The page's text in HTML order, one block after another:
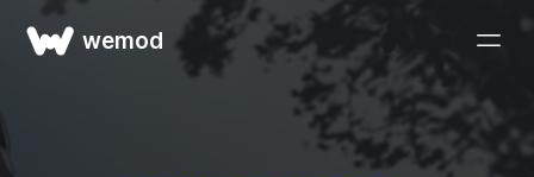
wemod